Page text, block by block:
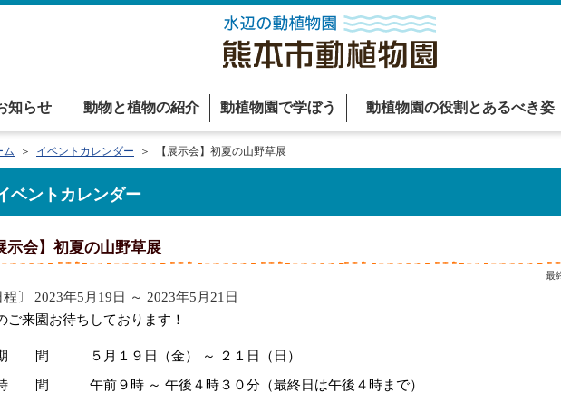
知らせ 動物と植物の紹介 動植物園で学ぼう 動植物園の役割とあるべき姿
ム ＞ イベントカレンダー ＞ 【展示会】初夏の山野草展
ベントカレンダー
示会】初夏の山野草展
最
程〕 2023年5月19日 ～ 2023年5月21日
ご来園お待ちしております！
５月１９日（金） ～ ２１日（日）
午前９時 ～ 午後４時３０分（最終日は午後４時まで）